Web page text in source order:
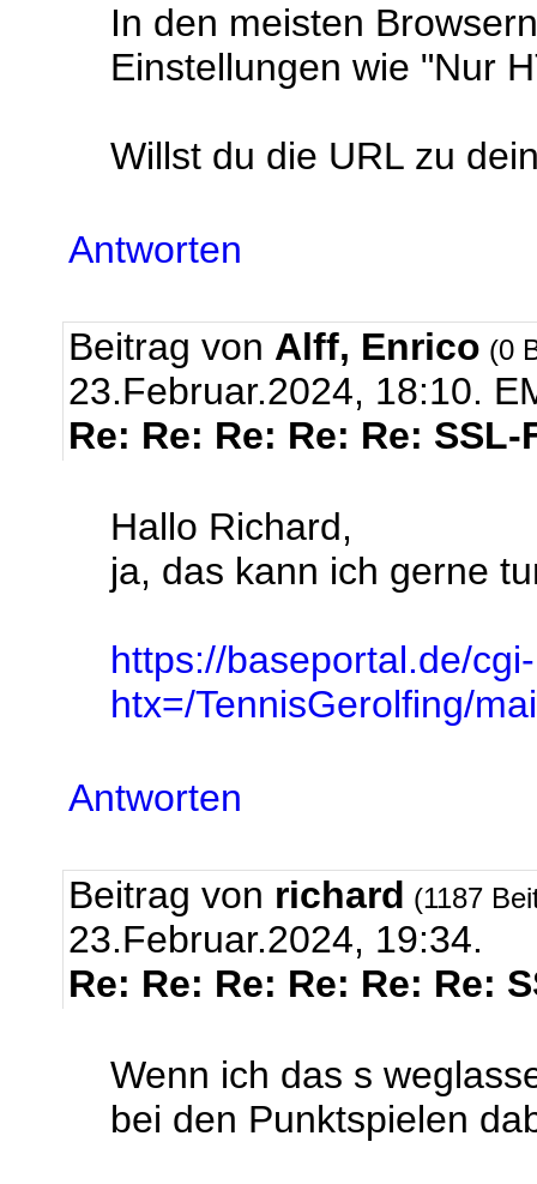
In den meisten
Einstellungen wie "Nur
Willst du die URL zu
Antworten
Beitrag von Alff, Enrico (0
23.Februar.2024, 18:10.
Re: Re: Re: Re: Re: SSL-
Hallo Richard,
ja, das kann ich gerne
https://baseportal.de/
htx=/TennisGerolfing/
Antworten
Beitrag von richard (1187
23.Februar.2024, 19:34.
Re: Re: Re: Re: Re: Re:
Wenn ich das s
bei den Punktspielen